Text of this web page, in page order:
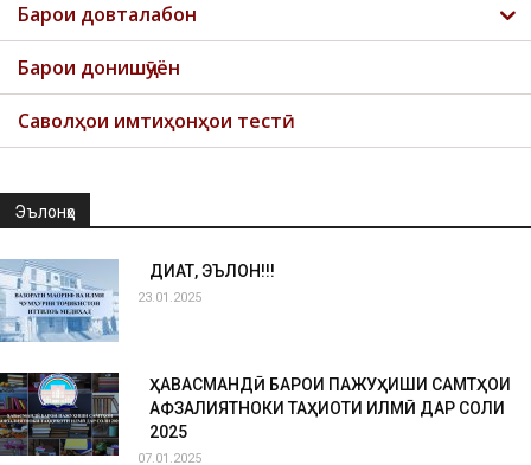
Барои довталабон
Барои донишҷӯён
Саволҳои имтиҳонҳои тестӣ
Эълонҳо
ДИҚҚАТ, ЭЪЛОН!!!
23.01.2025
ҲАВАСМАНДӢ БАРОИ ПАЖУҲИШИ САМТҲОИ
АФЗАЛИЯТНОКИ ТАҲҚИҚОТИ ИЛМӢ ДАР СОЛИ
2025
07.01.2025